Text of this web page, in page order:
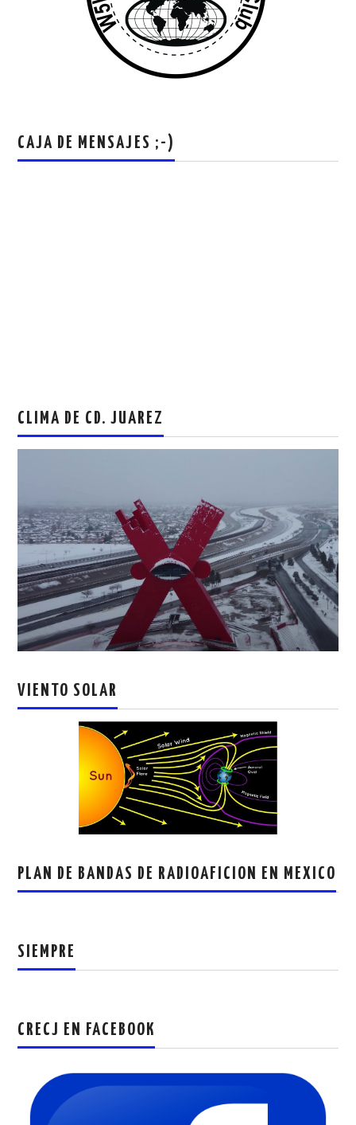
CAJA DE MENSAJES ;-)
CLIMA DE CD. JUAREZ
VIENTO SOLAR
PLAN DE BANDAS DE RADIOAFICION EN MEXICO
SIEMPRE
CRECJ EN FACEBOOK